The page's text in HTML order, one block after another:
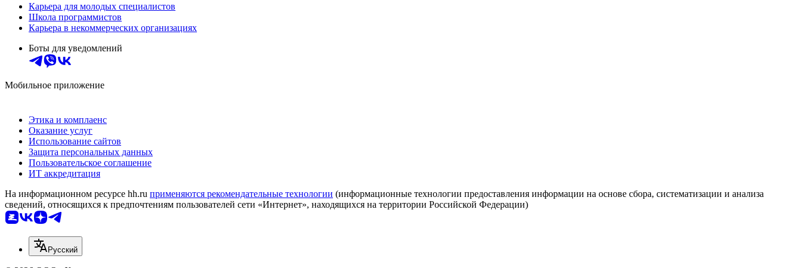
Карьера для молодых специалистов
Школа программистов
Карьера в некоммерческих организациях
Боты для уведомлений
Мобильное приложение
Этика и комплаенс
Оказание услуг
Использование сайтов
Защита персональных данных
Пользовательское соглашение
ИТ аккредитация
На информационном ресурсе hh.ru применяются рекомендательные технологии (информационные технологии предоставления информации на основе сбора, систематизации и анализа
сведений, относящихся к предпочтениям пользователей сети «Интернет», находящихся на территории Российской Федерации)
Русский